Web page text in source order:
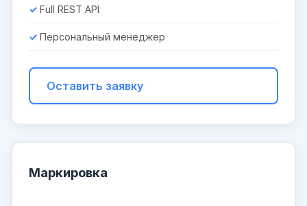
Full REST API
Персональный менеджер
Оставить заявку
Маркировка